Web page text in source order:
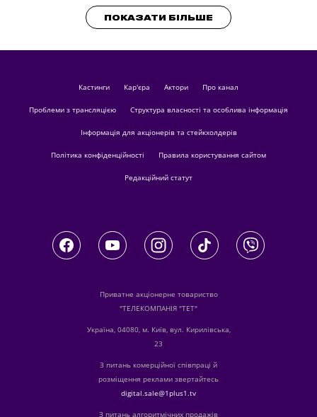
ПОКАЗАТИ БІЛЬШЕ
кастинги Кар'єра актори Про канал
Проблеми з трансляцією Структура власності та особлива інформація
Інформація для акціонерів та стейкхолдерів
Політика конфіденційності Правила користування сайтом
Редакційний статут
Приватне акціонерне товариство
"ТЕЛЕКОМПАНІЯ "ТЕТ"
Україна, 04080, м. Київ, вул. Кирилівська,
23
З питань комерційної співпраці й
розміщення реклами звертайтесь
digital.sale@1plus1.tv
З питань алгоритмічних продажів